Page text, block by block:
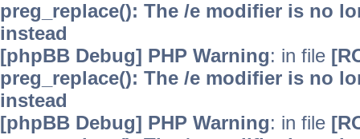
preg_replace(): The /e modifier is no
instead
[phpBB Debug] PHP Warning: in file
preg_replace(): The /e modifier is no
instead
[phpBB Debug] PHP Warning: in file